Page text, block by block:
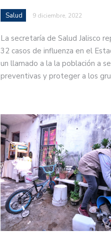
Salud 9 diciembre, 2022
La secretaría de Salud Jalisco
32 casos de influenza en el
un llamado a la la población a
preventivas y proteger a los